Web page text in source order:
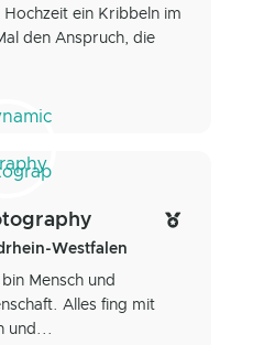
ein Kribbeln im
den Anspruch, die
Westfalen
Mensch und
Alles fing mit
und...